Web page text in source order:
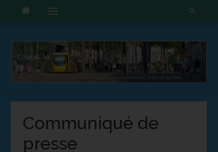
Menu
Communiqué de
presse